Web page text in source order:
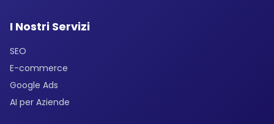
I Nostri Servizi
SEO
E-commerce
Google Ads
AI per Aziende